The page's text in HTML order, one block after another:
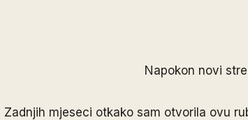
Napokon novi
Zadnjih mjeseci otkako sam otvorila ovu